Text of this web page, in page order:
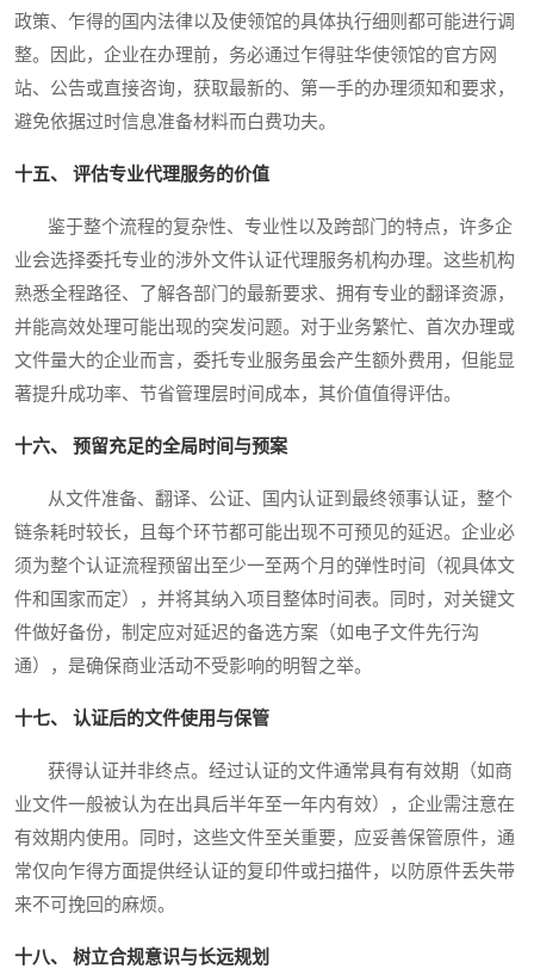
政策、乍得的国内法律以及使领馆的具体执行细则都可能进行调
整。因此，企业在办理前，务必通过乍得驻华使领馆的官方网
站、公告或直接咨询，获取最新的、第一手的办理须知和要求，
避免依据过时信息准备材料而白费功夫。
十五、 评估专业代理服务的价值
鉴于整个流程的复杂性、专业性以及跨部门的特点，许多企
业会选择委托专业的涉外文件认证代理服务机构办理。这些机构
熟悉全程路径、了解各部门的最新要求、拥有专业的翻译资源，
并能高效处理可能出现的突发问题。对于业务繁忙、首次办理或
文件量大的企业而言，委托专业服务虽会产生额外费用，但能显
著提升成功率、节省管理层时间成本，其价值值得评估。
十六、 预留充足的全局时间与预案
从文件准备、翻译、公证、国内认证到最终领事认证，整个
链条耗时较长，且每个环节都可能出现不可预见的延迟。企业必
须为整个认证流程预留出至少一至两个月的弹性时间（视具体文
件和国家而定），并将其纳入项目整体时间表。同时，对关键文
件做好备份，制定应对延迟的备选方案（如电子文件先行沟
通），是确保商业活动不受影响的明智之举。
十七、 认证后的文件使用与保管
获得认证并非终点。经过认证的文件通常具有有效期（如商
业文件一般被认为在出具后半年至一年内有效），企业需注意在
有效期内使用。同时，这些文件至关重要，应妥善保管原件，通
常仅向乍得方面提供经认证的复印件或扫描件，以防原件丢失带
来不可挽回的麻烦。
十八、 树立合规意识与长远规划